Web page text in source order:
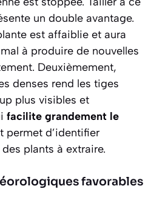
un double avantage.
est affaiblie et aura
à produire de nouvelles
Deuxièmement,
denses rend les tiges
plus visibles et
facilite grandement le
permet d’identifier
plants à extraire.
favorables